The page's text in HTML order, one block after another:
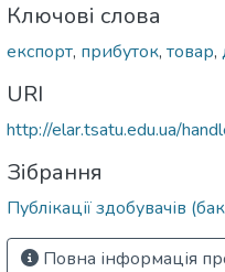
Ключові слова
експорт, прибуток, товар,
URI
http://elar.tsatu.edu.ua/
Зібрання
Публікації здобувачів
Повна інформація